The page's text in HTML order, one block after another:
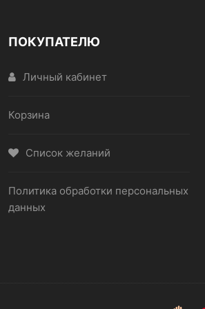
ПОКУПАТЕЛЮ
Личный кабинет
Корзина
Список желаний
Политика обработки персональных
данных